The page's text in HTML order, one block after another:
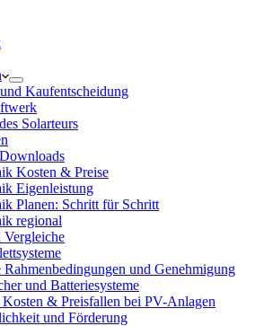
Kaufentscheidung
Solarteurs
Kosten & Preise
Eigenleistung
Planen: Schritt für Schritt
regional
Vergleiche
Rahmenbedingungen und Genehmigung
und Batteriesysteme
Kosten & Preisfallen bei PV-Anlagen
und Förderung